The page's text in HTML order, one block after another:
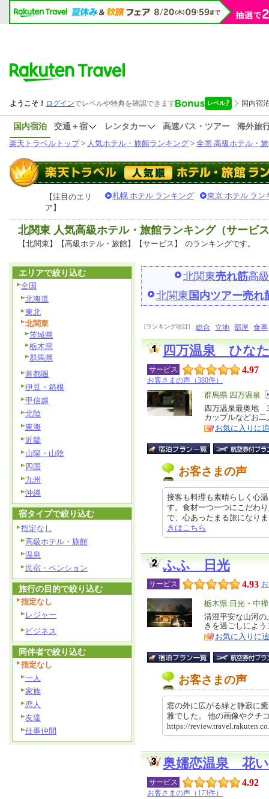
国内宿泊 交通＋宿 レンタカー 高速バス・ツアー
海外旅
楽天トラベルトップ> 人気ホテル・旅館ランキング > 全国 高級ホテル・
【注目のエリ
ア】
札幌 ホテル ランキング 東京 ホテル ラン
北関東 人気高級ホテル・旅館ランキング（サービ
【北関東】【高級ホテル・旅館】【サービス】 のランキングです。
北関東売れ筋高
北関東 国内ツアー売れ
[ランキング項目] 総合 立地 部屋 食事
四万温泉 ひな
サービス 4.97
お客さまの声（380件）
エ
リ
ア
群馬県 四万温泉
特
徴
四万温泉最奥地
カップルなどお
お気に入りに
お客さまの声
接客も料理も素晴らしく心
す。食材一つ一つにこだわ
で、心あったまる旅になり
きはこちら
ふふ 日光
サービス 4.93
エ
リ
ア
栃木県 日光・中
特
徴
清澄平安な山河
きを過ごしによ
お気に入りに
お客さまの声
窓の外に広がる緑と静寂に
雅でした。 他の画像やク
https://
奥嬬恋温泉 花
サービス 4.92
お客さまの声（173件）
エリアで絞り込む
全国
北海道
東北
北関東
茨城県
栃木県
群馬県
首都圏
伊豆・箱根
甲信越
北陸
東海
近畿
山陽・山陰
四国
九州
沖縄
宿タイプで絞り込む
指定なし
高級ホテル・旅館
温泉
民宿・ペンション
旅行の目的で絞り込む
指定なし
レジャー
ビジネス
同伴者で絞り込む
指定なし
一人
家族
恋人
友達
仕事仲間